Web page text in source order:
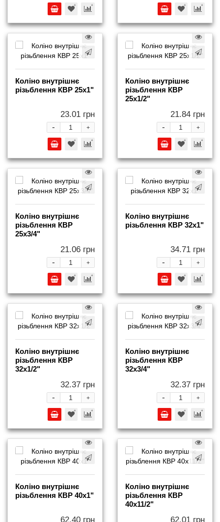
Коліно внутрішнє
різьблення КВР 25x1"
23.01 грн
+
-
Коліно внутрішнє
різьблення КВР
25x1/2"
21.84 грн
+
-
Коліно внутрішнє
різьблення КВР
25x3/4"
21.06 грн
+
-
Коліно внутрішнє
різьблення КВР 32x1"
34.71 грн
+
-
Коліно внутрішнє
різьблення КВР
32x1/2"
32.37 грн
+
-
Коліно внутрішнє
різьблення КВР
32x3/4"
32.37 грн
+
-
Коліно внутрішнє
різьблення КВР 40x1"
62.40 грн
Коліно внутрішнє
різьблення КВР
40x11/2"
62.01 грн